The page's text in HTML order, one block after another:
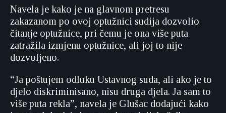
Navela je kako je na glavnom pretresu
zakazanom po ovoj optužnici sudija dozvolio
čitanje optužnice, pri čemu je ona više puta
zatražila izmjenu optužnice, ali joj to nije
dozvoljeno.
“Ja poštujem odluku Ustavnog suda, ali ako je to
djelo diskriminisano, nisu druga djela. Ja sam to
više puta rekla”, navela je Glušac dodajući kako